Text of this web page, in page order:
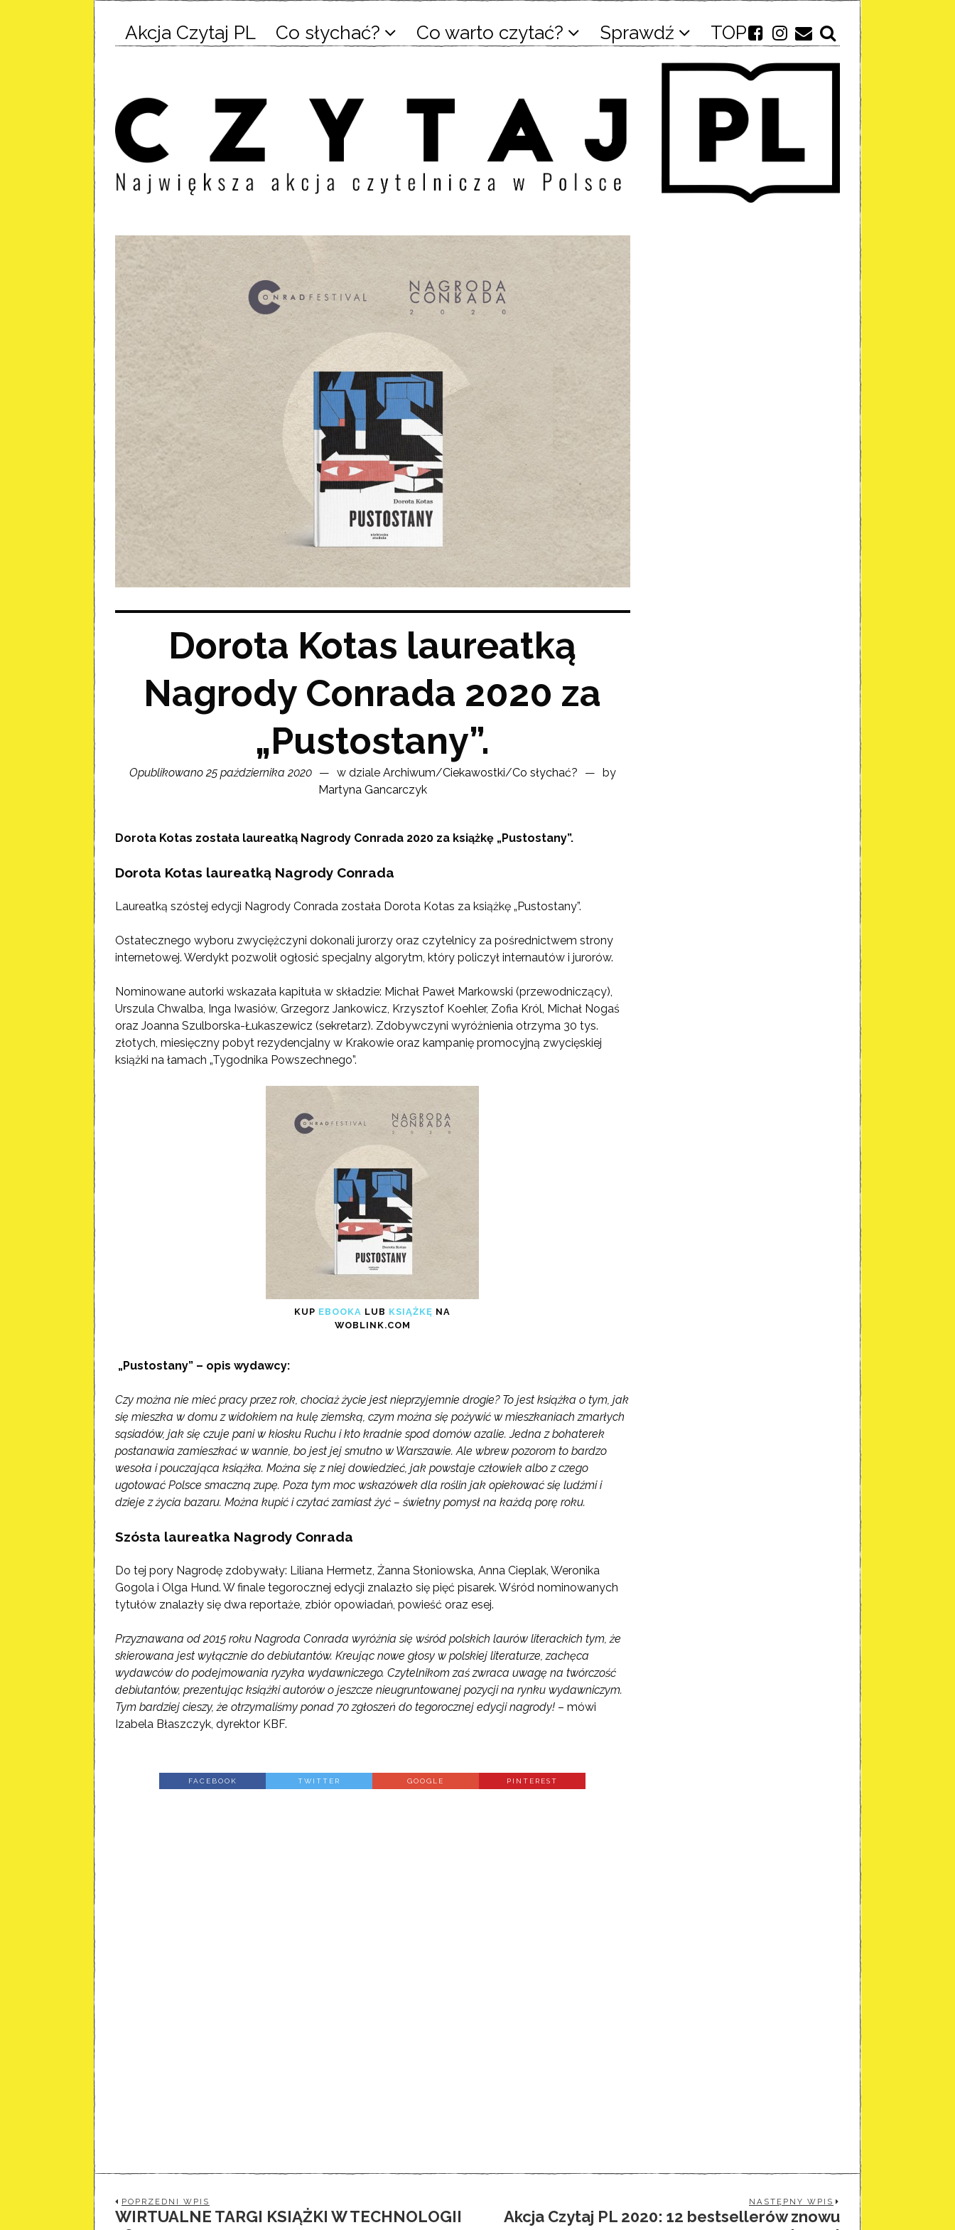
Akcja Czytaj PL Co słychać? Co warto czytać? Sprawdź TOP
Dorota Kotas laureatką
Nagrody Conrada 2020 za
„Pustostany”.
Opublikowano 25 października 2020 w dziale Archiwum/Ciekawostki/Co słychać?
by
Martyna Gancarczyk
Dorota Kotas została laureatką Nagrody Conrada 2020 za książkę „Pustostany”.
Dorota Kotas laureatką Nagrody Conrada
Laureatką szóstej edycji Nagrody Conrada została Dorota Kotas za książkę „Pustostany”.
Ostatecznego wyboru zwyciężczyni dokonali jurorzy oraz czytelnicy za pośrednictwem strony
internetowej. Werdykt pozwolił ogłosić specjalny algorytm, który policzył internautów i jurorów.
Nominowane autorki wskazała kapituła w składzie: Michał Paweł Markowski (przewodniczący),
Urszula Chwalba, Inga Iwasiów, Grzegorz Jankowicz, Krzysztof Koehler, Zofia Król, Michał Nogaś
oraz Joanna Szulborska-Łukaszewicz (sekretarz). Zdobywczyni wyróżnienia otrzyma 30 tys.
złotych, miesięczny pobyt rezydencjalny w Krakowie oraz kampanię promocyjną zwycięskiej
książki na łamach „Tygodnika Powszechnego”.
KUP EBOOKA LUB KSIĄŻKĘ NA
WOBLINK.COM
„Pustostany” – opis wydawcy:
Czy można nie mieć pracy przez rok, chociaż życie jest nieprzyjemnie drogie? To jest książka o tym, jak
się mieszka w domu z widokiem na kulę ziemską, czym można się pożywić w mieszkaniach zmarłych
sąsiadów, jak się czuje pani w kiosku Ruchu i kto kradnie spod domów azalie. Jedna z bohaterek
postanawia zamieszkać w wannie, bo jest jej smutno w Warszawie. Ale wbrew pozorom to bardzo
wesoła i pouczająca książka. Można się z niej dowiedzieć, jak powstaje człowiek albo z czego
ugotować Polsce smaczną zupę. Poza tym moc wskazówek dla roślin jak opiekować się ludźmi i
dzieje z życia bazaru. Można kupić i czytać zamiast żyć – świetny pomysł na każdą porę roku.
Szósta laureatka Nagrody Conrada
Do tej pory Nagrodę zdobywały: Liliana Hermetz, Żanna Słoniowska, Anna Cieplak, Weronika
Gogola i Olga Hund. W finale tegorocznej edycji znalazło się pięć pisarek. Wśród nominowanych
tytułów znalazły się dwa reportaże, zbiór opowiadań, powieść oraz esej.
Przyznawana od 2015 roku Nagroda Conrada wyróżnia się wśród polskich laurów literackich tym, że
skierowana jest wyłącznie do debiutantów. Kreując nowe głosy w polskiej literaturze, zachęca
wydawców do podejmowania ryzyka wydawniczego. Czytelnikom zaś zwraca uwagę na twórczość
debiutantów, prezentując książki autorów o jeszcze nieugruntowanej pozycji na rynku wydawniczym.
Tym bardziej cieszy, że otrzymaliśmy ponad 70 zgłoszeń do tegorocznej edycji nagrody! – mówi
Izabela Błaszczyk, dyrektor KBF.
FACEBOOK TWITTER GOOGLE PINTEREST
POPRZEDNI WPIS
WIRTUALNE TARGI KSIĄŻKI W TECHNOLOGII
NASTĘPNY WPIS
Akcja Czytaj PL 2020: 12 bestsellerów znowu